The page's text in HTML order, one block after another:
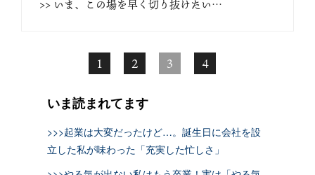
>> いま、この場を早く切り抜けたい…
1 2 3 4
いま読まれてます
>>>起業は大変だったけど…。誕生日に会社を設
立した私が味わった「充実した忙しさ」